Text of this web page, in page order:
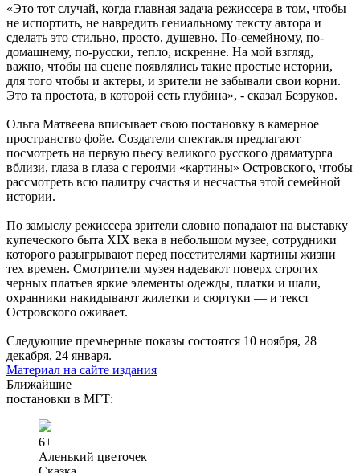
«Это тот случай, когда главная задача режиссера в том, чтобы
не испортить, не навредить гениальному тексту автора и
сделать это стильно, просто, душевно. По-семейному, по-
домашнему, по-русски, тепло, искренне. На мой взгляд,
важно, чтобы на сцене появлялись такие простые истории,
для того чтобы и актеры, и зрители не забывали свои корни.
Это та простота, в которой есть глубина», - сказал Безруков.
Ольга Матвеева вписывает свою постановку в камерное
пространство фойе. Создатели спектакля предлагают
посмотреть на первую пьесу великого русского драматурга
вблизи, глаза в глаза с героями «картины» Островского, чтобы
рассмотреть всю палитру счастья и несчастья этой семейной
истории.
По замыслу режиссера зрители словно попадают на выставку
купеческого быта XIX века в небольшом музее, сотрудники
которого разыгрывают перед посетителями картины жизни
тех времен. Смотрители музея надевают поверх строгих
черных платьев яркие элементы одежды, платки и шали,
охранники накидывают жилетки и сюртуки — и текст
Островского оживает.
Следующие премьерные показы состоятся 10 ноября, 28
декабря, 24 января.
Материал на сайте издания
Ближайшие
постановки в МГТ:
6+
Аленький цветочек